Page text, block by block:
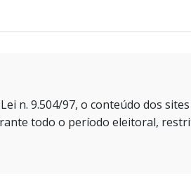
n. 9.504/97, o conteúdo dos
todo o período eleitoral,